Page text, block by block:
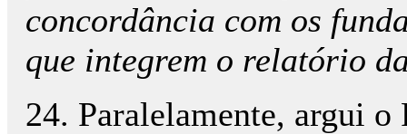
concordância com os
que integrem o relatório
24. Paralelamente, argui o